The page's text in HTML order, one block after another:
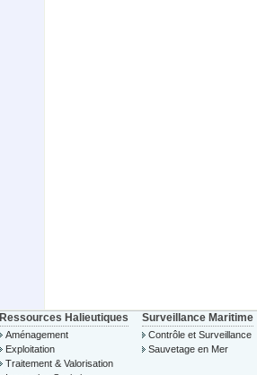
Ressources Halieutiques
Aménagement
Exploitation
Traitement & Valorisation
Surveillance Maritime
Contrôle et Surveillance
Sauvetage en Mer